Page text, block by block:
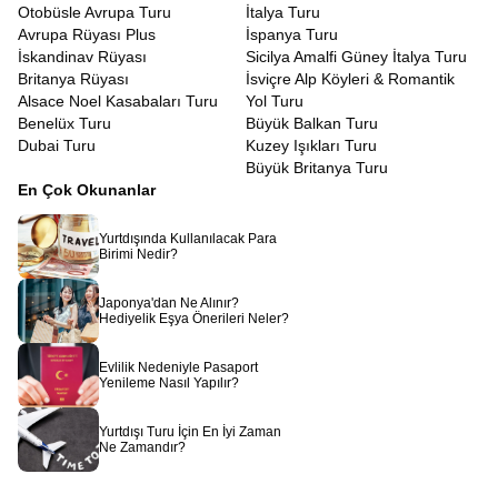
Otobüsle Avrupa Turu
Avrupa Rüyası Plus
İskandinav Rüyası
Britanya Rüyası
Alsace Noel Kasabaları Turu
Benelüx Turu
Dubai Turu
İtalya Turu
İspanya Turu
Sicilya Amalfi Güney İtalya Turu
İsviçre Alp Köyleri & Romantik
Yol Turu
Büyük Balkan Turu
Kuzey Işıkları Turu
Büyük Britanya Turu
En Çok Okunanlar
Yurtdışında Kullanılacak Para
Birimi Nedir?
Japonya'dan Ne Alınır?
Hediyelik Eşya Önerileri Neler?
Evlilik Nedeniyle Pasaport
Yenileme Nasıl Yapılır?
Yurtdışı Turu İçin En İyi Zaman
Ne Zamandır?